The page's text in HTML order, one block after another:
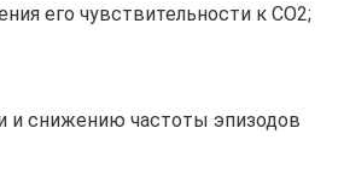
его чувствительности к СО2;
и снижению частоты эпизодов